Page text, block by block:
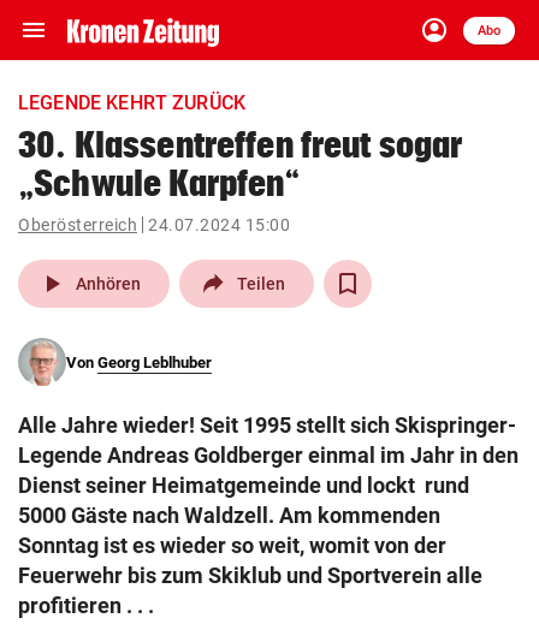
menu Navigation
ein-/ausklappen
account_circle
Anmelden
Abo
close Schließen
account_circle Anmelden
pin_drop
Wien arrow_right
search
eingeben
© Krone Multimedia GmbH & Co KG 2026
Muthgasse 2, 1190 Wien
LEGENDE KEHRT ZURÜCK
30. Klassentreffen freut sogar
„Schwule Karpfen“
Oberösterreich 24.07.2024 15:00
play_arrow Anhören Teilen
Von Georg Leblhuber
Alle Jahre wieder! Seit 1995 stellt sich Skispringer-
Legende Andreas Goldberger einmal im Jahr in den
Dienst seiner Heimatgemeinde und lockt rund
5000 Gäste nach Waldzell. Am kommenden
Sonntag ist es wieder so weit, womit von der
Feuerwehr bis zum Skiklub und Sportverein alle
profitieren . . .